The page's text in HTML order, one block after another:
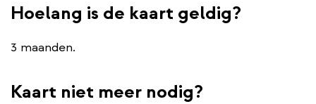
Hoelang is de kaart geldig?
3 maanden.
Kaart niet meer nodig?